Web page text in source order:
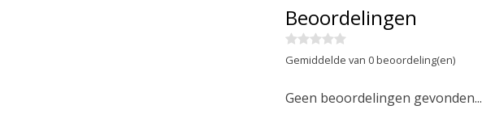
Beoordelingen
Gemiddelde van 0 beoordeling(en)
Geen beoordelingen gevonden...